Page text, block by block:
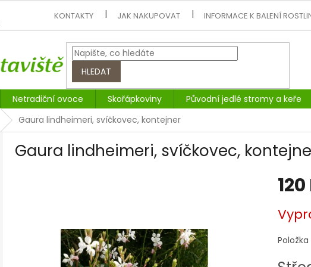
KONTAKTY JAK NAKUPOVAT INFORMACE K BALENÍ
HLEDAT
Netradiční ovoce Skořápkoviny Původní jedlé stromy a keře
Gaura lindheimeri, svíčkovec, kontejner
Gaura lindheimeri, svíčkovec,
cena: